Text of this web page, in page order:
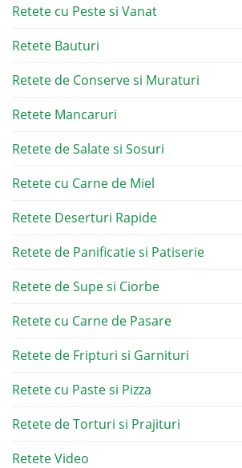
Retete cu Peste si Vanat
Retete Bauturi
Retete de Conserve si Muraturi
Retete Mancaruri
Retete de Salate si Sosuri
Retete cu Carne de Miel
Retete Deserturi Rapide
Retete de Panificatie si Patiserie
Retete de Supe si Ciorbe
Retete cu Carne de Pasare
Retete de Fripturi si Garnituri
Retete cu Paste si Pizza
Retete de Torturi si Prajituri
Retete Video